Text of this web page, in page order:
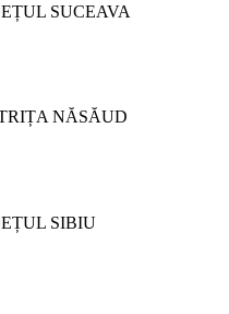
SUCEAVA
NĂSĂUD
SIBIU